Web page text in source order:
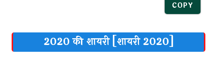
COPY
2020 की शायरी [शायरी 2020]